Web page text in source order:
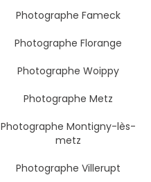
Photographe Fameck
Photographe Florange
Photographe Woippy
Photographe Metz
Photographe Montigny-lès-
metz
Photographe Villerupt